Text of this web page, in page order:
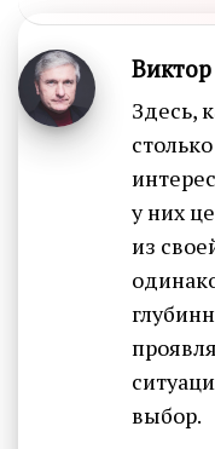
Здесь,
у них
из
выбор.